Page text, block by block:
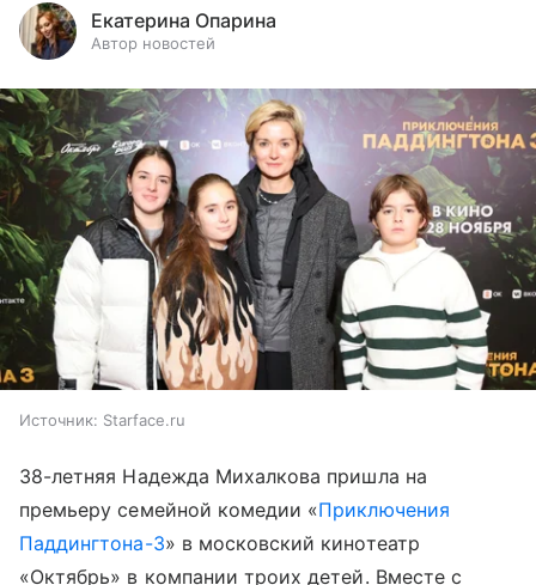
Екатерина Опарина
Автор новостей
Источник: Starface.ru
38-летняя Надежда Михалкова пришла на
премьеру семейной комедии «Приключения
Паддингтона-3» в московский кинотеатр
«Октябрь» в компании троих детей. Вместе с